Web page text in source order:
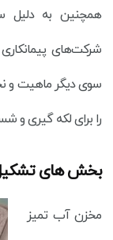
همچنین به دلیل
شرکت‌های
سوی دیگر ماهیت و
را برای لکه گیری
بخش های تشکیل
مخزن آب تمیز